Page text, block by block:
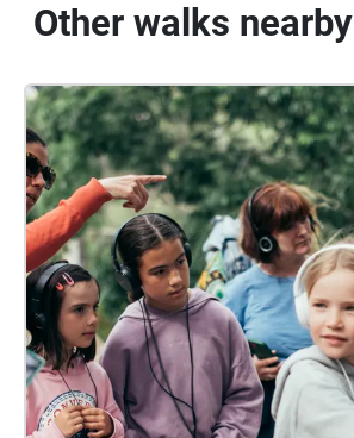
Other walks nearby